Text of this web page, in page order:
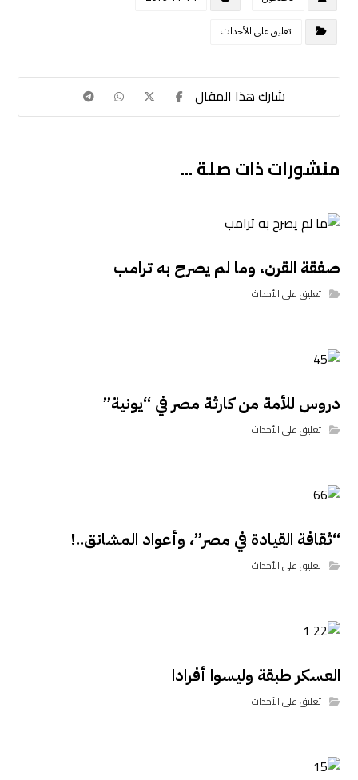
تعليق على الأحداث
منشورات ذات صلة ...
صفقة القرن، وما لم يصرح به ترامب
تعليق على الأحداث
دروس للأمة من كارثة مصر في “يونية”
تعليق على الأحداث
“ثقافة القيادة في مصر”، وأعواد المشانق..!
تعليق على الأحداث
العسكر طبقة وليسوا أفرادا
تعليق على الأحداث